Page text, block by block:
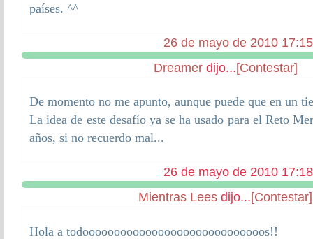
países. ^^
26 de mayo de 2010 17:15
Dreamerdijo...[Contestar]
De momento no me apunto, aunque puede que en un
La idea de este desafío ya se ha usado para el Reto
años, si no recuerdo mal...
26 de mayo de 2010 17:18
Mientras Lees dijo...[Contestar]
Hola a todooooooooooooooooooooooooooooos!!